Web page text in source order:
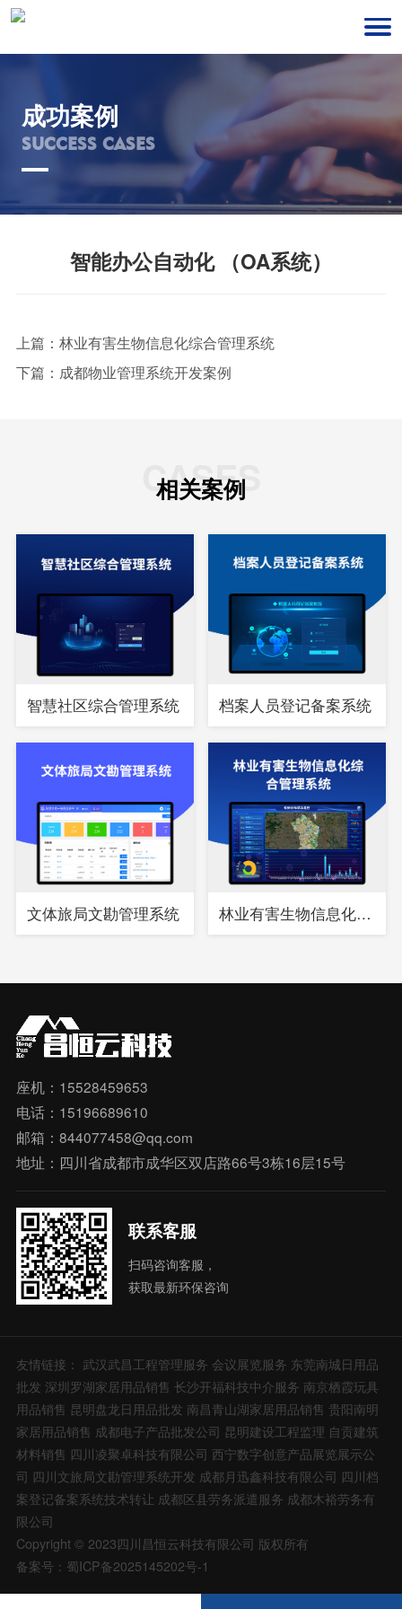
成功案例
SUCCESS CASES
智能办公自动化 （OA系统）
上篇： 林业有害生物信息化综合管理系统
下篇： 成都物业管理系统开发案例
CASES
相关案例
智慧社区综合管理系统 档案人员登记备案系统
文体旅局文勘管理系统 林业有害生物信息化综合管理系统
座机：15528459653
电话：15196689610
邮箱：844077458@qq.com
地址：四川省成都市成华区双店路66号3栋16层15号
联系客服
扫码咨询客服，
获取最新环保咨询
友情链接： 武汉武昌工程管理服务 会议展览服务 东莞南城日用品
批发 深圳罗湖家居用品销售 长沙开福科技中介服务 南京栖霞玩具
用品销售 昆明盘龙日用品批发 南昌青山湖家居用品销售 贵阳南明
家居用品销售 成都电子产品批发公司 昆明建设工程监理 自贡建筑
材料销售 四川凌聚卓科技有限公司 西宁数字创意产品展览展示公
司 四川文旅局文勘管理系统开发 成都月迅鑫科技有限公司 四川档
案登记备案系统技术转让 成都区县劳务派遣服务 成都木裕劳务有
限公司
Copyright © 2023四川昌恒云科技有限公司 版权所有
备案号：蜀ICP备2025145202号-1